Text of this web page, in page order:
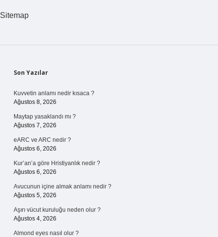
Sitemap
Sidebar
Son Yazılar
Kuvvetin anlamı nedir kısaca ?
Ağustos 8, 2026
Maytap yasaklandı mı ?
Ağustos 7, 2026
eARC ve ARC nedir ?
Ağustos 6, 2026
Kur’an’a göre Hristiyanlık nedir ?
Ağustos 6, 2026
Avucunun içine almak anlamı nedir ?
Ağustos 5, 2026
Aşırı vücut kuruluğu neden olur ?
Ağustos 4, 2026
Almond eyes nasıl olur ?